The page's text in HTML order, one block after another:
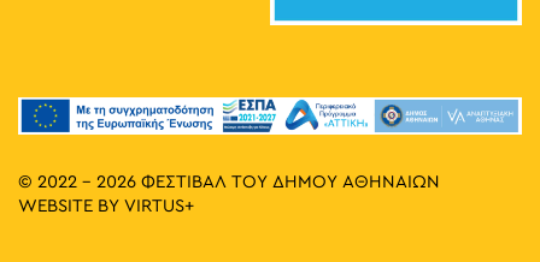
© 2022 - 2026 ΦΕΣΤΙΒΑΛ ΤΟΥ ΔΗΜΟΥ ΑΘΗΝΑΙΩΝ
WEBSITE BY VIRTUS+